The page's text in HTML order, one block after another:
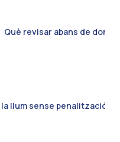
Què revisar abans de
llum sense penalització: